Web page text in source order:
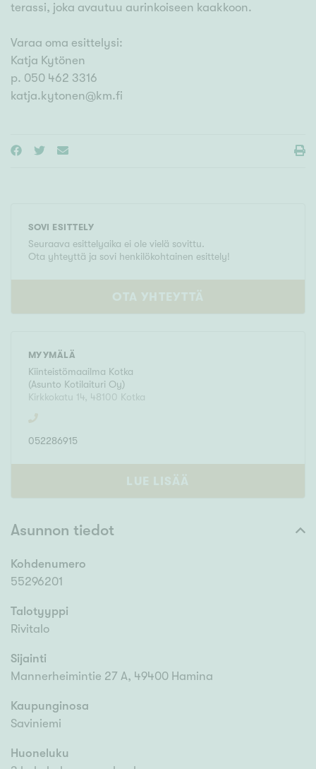
terassi, joka avautuu aurinkoiseen kaakkoon.
Varaa oma esittelysi:
Katja Kytönen
p. 050 462 3316
katja.kytonen@km.fi
SOVI ESITTELY
Seuraava esittelyaika ei ole vielä sovittu.
Ota yhteyttä ja sovi henkilökohtainen esittely!
OTA YHTEYTTÄ
MYYMÄLÄ
Kiinteistömaailma Kotka
(Asunto Kotilaituri Oy)
Kirkkokatu 14, 48100 Kotka
052286915
LUE LISÄÄ
Asunnon tiedot
Kohdenumero
55296201
Talotyyppi
Rivitalo
Sijainti
Mannerheimintie 27 A, 49400 Hamina
Kaupunginosa
Saviniemi
Huoneluku